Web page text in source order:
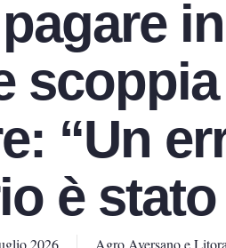
“Un
è
2026 Agro Aversano e